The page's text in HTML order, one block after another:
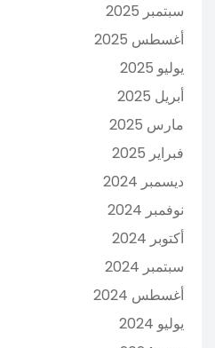
سبتمبر 2025
أغسطس 2025
يوليو 2025
أبريل 2025
مارس 2025
فبراير 2025
ديسمبر 2024
نوفمبر 2024
أكتوبر 2024
سبتمبر 2024
أغسطس 2024
يوليو 2024